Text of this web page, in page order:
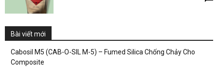
Bài viết mới
Cabosil M5 (CAB-O-SIL M-5) – Fumed Silica Chống Chảy Cho
Composite